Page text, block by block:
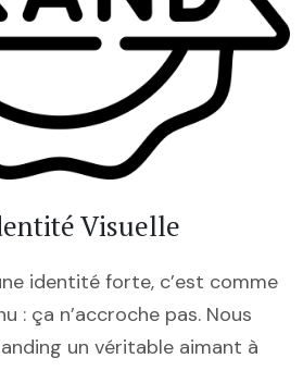
Visuelle
identité forte, c’est comme
: ça n’accroche pas. Nous
un véritable aimant à